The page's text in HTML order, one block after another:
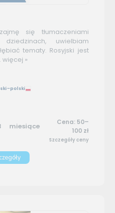
się tłumaczeniami
uwielbiam
tematy. Rosyjski jest
więcej »
miesiące
Cena: 50–
100 zł
Szczegóły ceny